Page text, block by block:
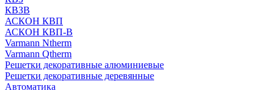
КВЗВ
АСКОН КВП
АСКОН КВП-В
Varmann Ntherm
Varmann Qtherm
Решетки декоративные алюминиевые
Решетки декоративные деревянные
Автоматика